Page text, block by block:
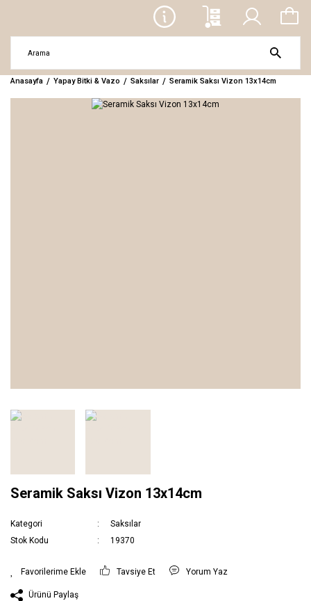
Anasayfa Yapay Bitki & Vazo Saksılar Seramik Saksı Vizon 13x14cm
Seramik Saksı Vizon 13x14cm
Kategori
Saksılar
Stok Kodu
19370
Tavsiye Et Yorum Yaz
Ürünü Paylaş